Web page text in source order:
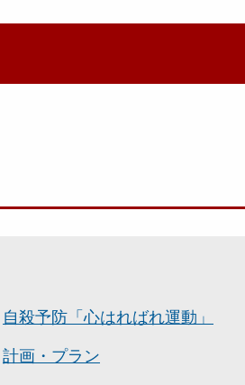
自殺予防「心はればれ運動」
計画・プラン